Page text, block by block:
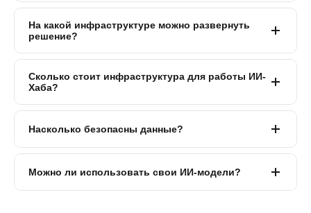
На какой инфраструктуре можно развернуть
решение?
Сколько стоит инфраструктура для работы ИИ-
Хаба?
Насколько безопасны данные?
Можно ли использовать свои ИИ-модели?